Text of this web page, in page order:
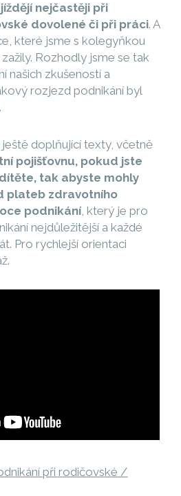
nejčastěji při
dovolené či při práci. A
které jsme s kolegyňkou
Rozhodly jsme se tak
našich zkušeností a
rozjezd podnikání byl
doplňující texty, včetně
pojišťovnu, pokud jste
tak abyste mohly
plateb zdravotního
podnikání, který je pro
nejdůležitější a každé
Pro rychlejší orientaci
při rodičovské /